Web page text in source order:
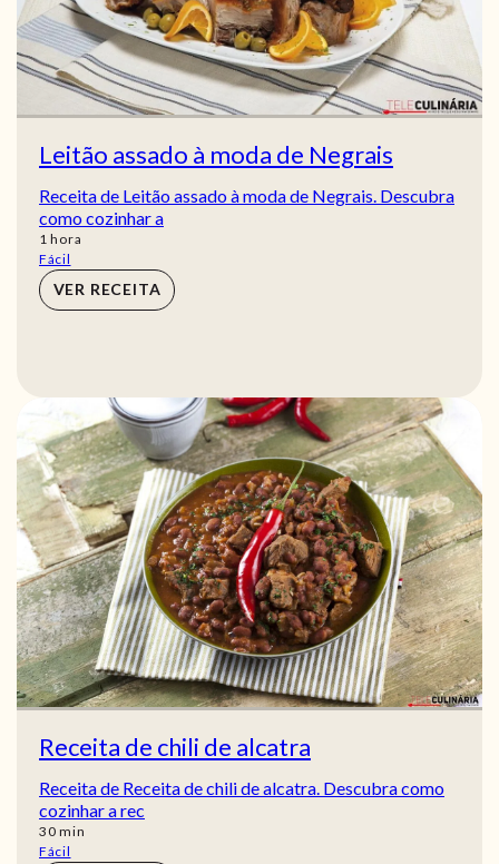
Leitão assado à moda de Negrais
Receita de Leitão assado à moda de Negrais. Descubra
como cozinhar a
1 hora
hora
Fácil
VER RECEITA
Receita de chili de alcatra
Receita de Receita de chili de alcatra. Descubra como
cozinhar a rec
30min
min
Fácil